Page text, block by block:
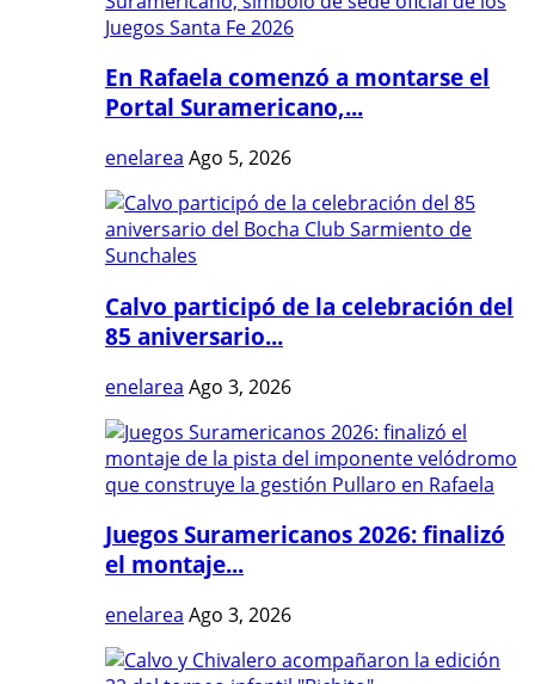
En Rafaela comenzó a montarse el
Portal Suramericano,...
enelarea Ago 5, 2026
Calvo participó de la celebración del
85 aniversario...
enelarea Ago 3, 2026
Juegos Suramericanos 2026: finalizó
el montaje...
enelarea Ago 3, 2026